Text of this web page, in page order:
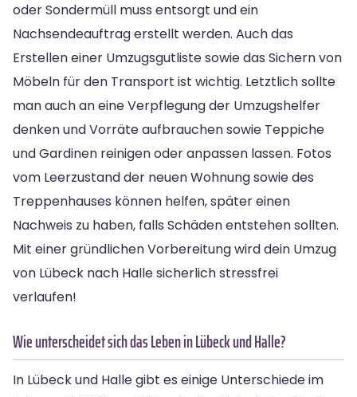
oder Sondermüll muss entsorgt und ein
Nachsendeauftrag erstellt werden. Auch das
Erstellen einer Umzugsgutliste sowie das Sichern von
Möbeln für den Transport ist wichtig. Letztlich sollte
man auch an eine Verpflegung der Umzugshelfer
denken und Vorräte aufbrauchen sowie Teppiche
und Gardinen reinigen oder anpassen lassen. Fotos
vom Leerzustand der neuen Wohnung sowie des
Treppenhauses können helfen, später einen
Nachweis zu haben, falls Schäden entstehen sollten.
Mit einer gründlichen Vorbereitung wird dein Umzug
von Lübeck nach Halle sicherlich stressfrei
verlaufen!
Wie unterscheidet sich das Leben in Lübeck und Halle?
In Lübeck und Halle gibt es einige Unterschiede im